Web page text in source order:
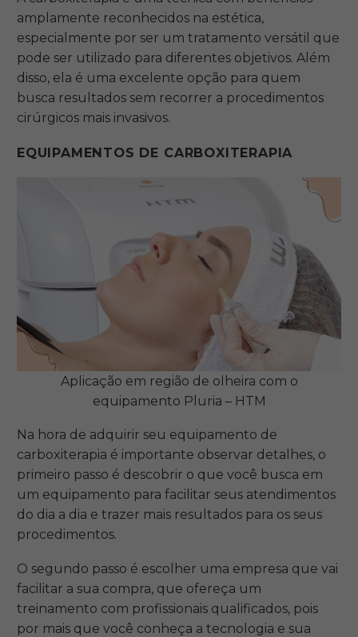
amplamente reconhecidos na estética,
especialmente por ser um tratamento versátil que
pode ser utilizado para diferentes objetivos. Além
disso, ela é uma excelente opção para quem
busca resultados sem recorrer a procedimentos
cirúrgicos mais invasivos.
EQUIPAMENTOS DE CARBOXITERAPIA
Aplicação em região de olheira com o
equipamento Pluria – HTM
Na hora de adquirir seu equipamento de
carboxiterapia é importante observar detalhes, o
primeiro passo é descobrir o que você busca em
um equipamento para facilitar seus atendimentos
do dia a dia e trazer mais resultados para os seus
procedimentos.
O segundo passo é escolher uma empresa que vai
facilitar a sua compra, que ofereça um
treinamento com profissionais qualificados, pois
por mais que você conheça a tecnologia e sua